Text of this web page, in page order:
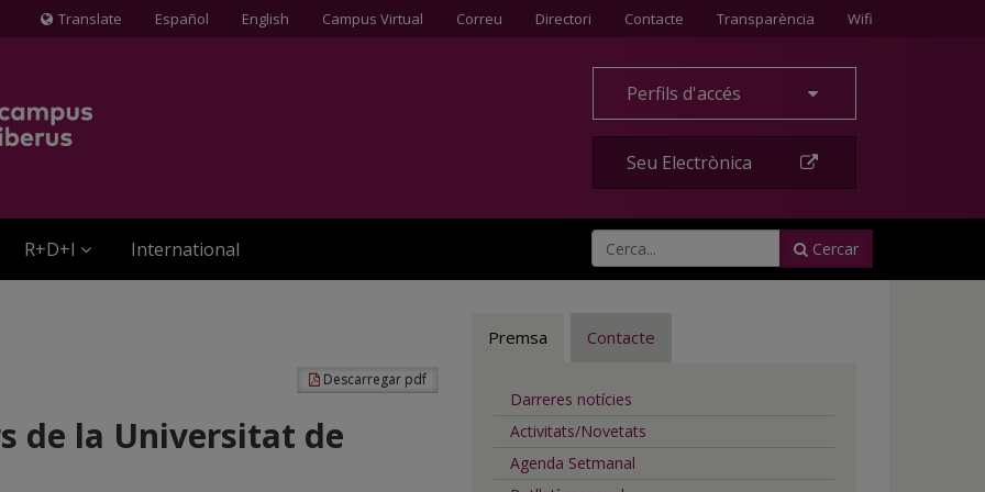
Icona
Translate Español English Campus Virtual Correu Directori Contacte
Contacte Transparència Wifi
Perfils d'accés
Seu Electrònica
R+D+I International Cercar
Descarregar pdf
de la Universitat de
Premsa Contacte
Darreres notícies
Activitats/Novetats
Agenda Setmanal